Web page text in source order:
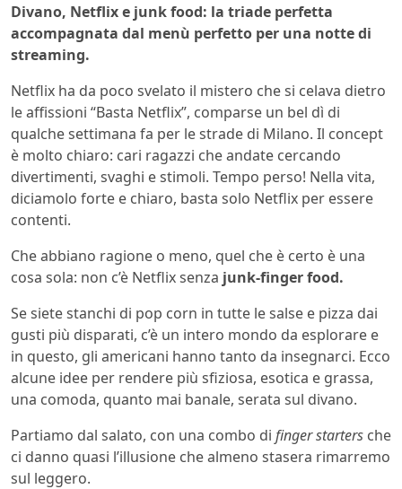
Divano, Netflix e junk food: la triade perfetta
accompagnata dal menù perfetto per una notte di
streaming.
Netflix ha da poco svelato il mistero che si celava dietro
le affissioni “Basta Netflix”, comparse un bel dì di
qualche settimana fa per le strade di Milano. Il concept
è molto chiaro: cari ragazzi che andate cercando
divertimenti, svaghi e stimoli. Tempo perso! Nella vita,
diciamolo forte e chiaro, basta solo Netflix per essere
contenti.
Che abbiano ragione o meno, quel che è certo è una
cosa sola: non c’è Netflix senza junk-finger food.
Se siete stanchi di pop corn in tutte le salse e pizza dai
gusti più disparati, c’è un intero mondo da esplorare e
in questo, gli americani hanno tanto da insegnarci. Ecco
alcune idee per rendere più sfiziosa, esotica e grassa,
una comoda, quanto mai banale, serata sul divano.
Partiamo dal salato, con una combo di finger starters che
ci danno quasi l’illusione che almeno stasera rimarremo
sul leggero.